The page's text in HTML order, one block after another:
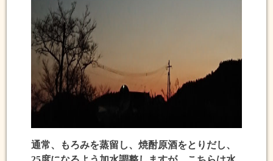
通常、もろみを蒸留し、焼酎原酒をとりだし、